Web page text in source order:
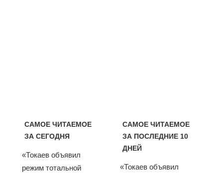
САМОЕ ЧИТАЕМОЕ
ЗА СЕГОДНЯ
«Токаев объявил
режим тотальной
САМОЕ ЧИТАЕМОЕ
ЗА ПОСЛЕДНИЕ 10
ДНЕЙ
«Токаев объявил